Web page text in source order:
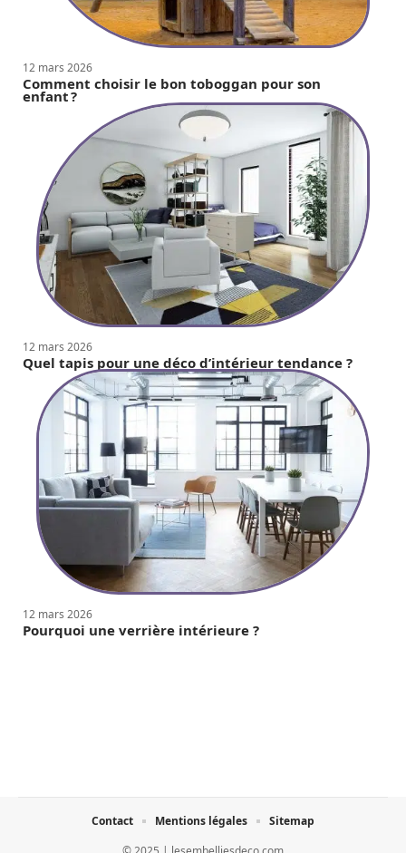
12 mars 2026
Comment choisir le bon toboggan pour son
enfant ?
12 mars 2026
Quel tapis pour une déco d’intérieur tendance ?
12 mars 2026
Pourquoi une verrière intérieure ?
Contact Mentions légales Sitemap